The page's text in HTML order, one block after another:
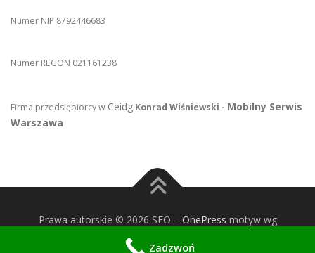
Numer NIP 8792446683
Numer REGON 021161238
Firma przedsiębiorcy w Ceidg Konrad Wiśniewski - Mobilny Serwis
Warszawa
Prawa autorskie © 2026 SEO – OnePress motyw wg
FameThemes
Zadzwoń